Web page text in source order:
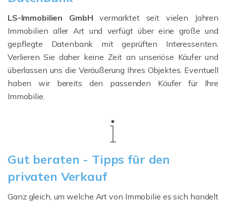
LS-Immobilien GmbH vermarktet seit vielen Jahren
Immobilien aller Art und verfügt über eine große und
gepflegte Datenbank mit geprüften Interessenten.
Verlieren Sie daher keine Zeit an unseriöse Käufer und
überlassen uns die Veräußerung Ihres Objektes. Eventuell
haben wir bereits den passenden Käufer für Ihre
Immobilie.
Gut beraten - Tipps für den
privaten Verkauf
Ganz gleich, um welche Art von Immobilie es sich handelt